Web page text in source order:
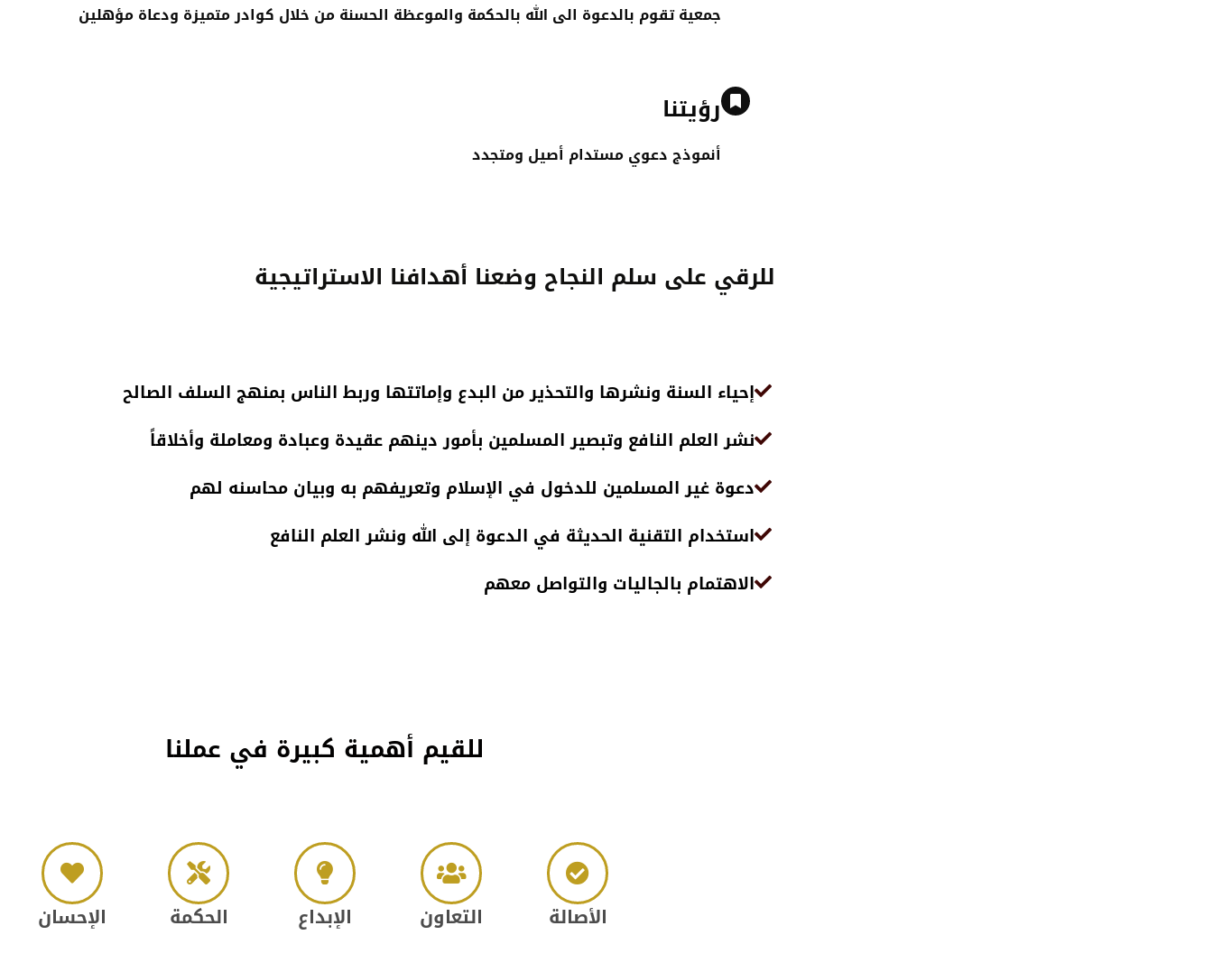
جمعية تقوم بالدعوة الى الله بالحكمة والموعظة الحسنة من خلال كوادر متميزة ودعاة مؤهلين
رؤيتنا
أنموذج دعوي مستدام أصيل ومتجدد
للرقي على سلم النجاح وضعنا أهدافنا الاستراتيجية
إحياء السنة ونشرها والتحذير من البدع وإماتتها وربط الناس بمنهج السلف الصالح
نشر العلم النافع وتبصير المسلمين بأمور دينهم عقيدة وعبادة ومعاملة وأخلاقاً
دعوة غير المسلمين للدخول في الإسلام وتعريفهم به وبيان محاسنه لهم
استخدام التقنية الحديثة في الدعوة إلى الله ونشر العلم النافع
الاهتمام بالجاليات والتواصل معهم
للقيم أهمية كبيرة في عملنا
الإحسان الحكمة الإبداع التعاون الأصالة